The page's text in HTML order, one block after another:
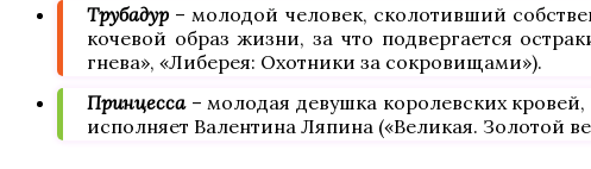
Трубадур – молодой человек, сколотивший
кочевой образ жизни, за что подвергается
гнева», «Либерея: Охотники за сокровищами»).
Принцесса – молодая девушка королевских
исполняет Валентина Ляпина («Великая. Золотой